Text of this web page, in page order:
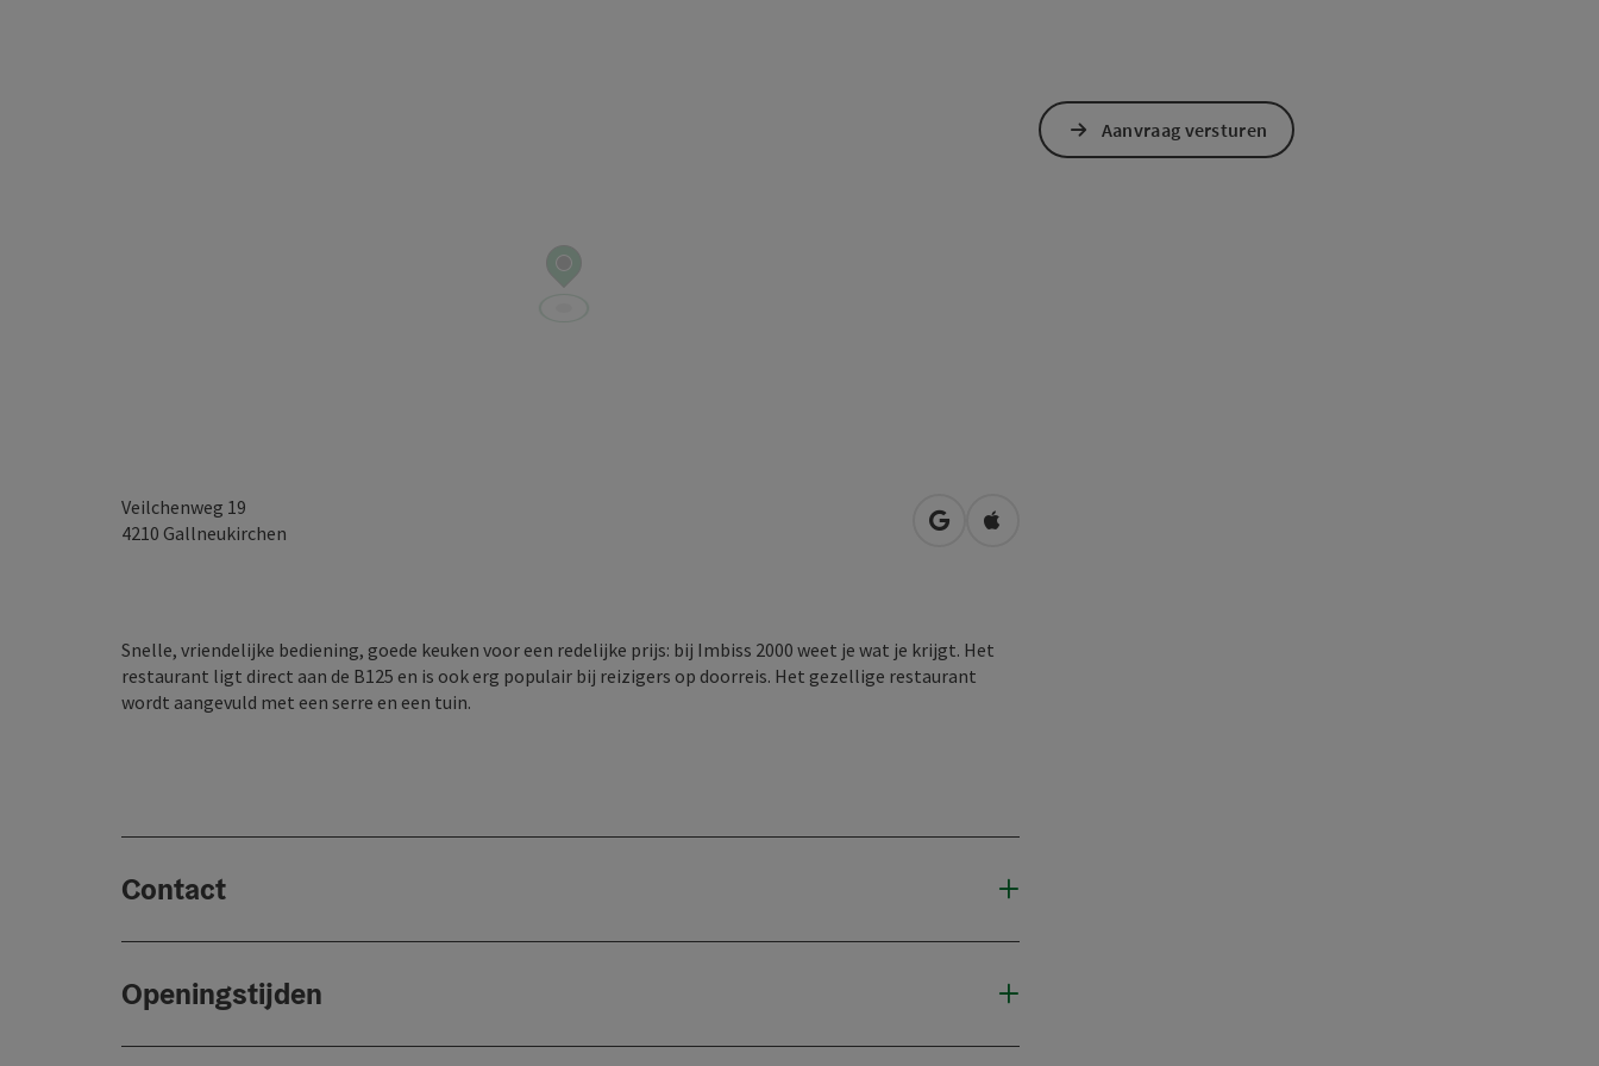
Veilchenweg 19
4210 Gallneukirchen Openen in Google Maps
Openen in Apple Maps
Snelle, vriendelijke bediening, goede keuken voor een redelijke prijs: bij Imbiss 2000 weet je wat je krijgt. Het
restaurant ligt direct aan de B125 en is ook erg populair bij reizigers op doorreis. Het gezellige restaurant
wordt aangevuld met een serre en een tuin.
Contact
Openingstijden
Aanvraag versturen